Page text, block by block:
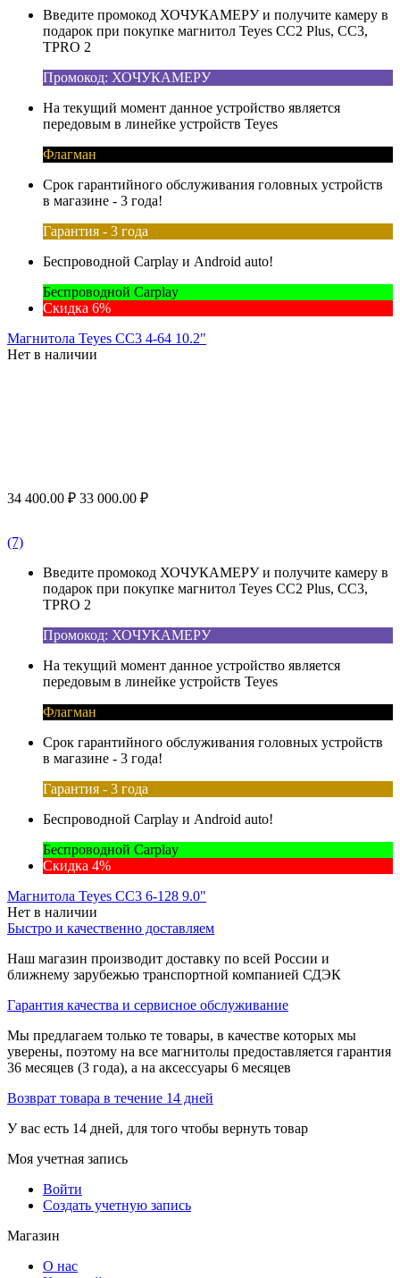
Введите промокод ХОЧУКАМЕРУ и получите камеру в
подарок при покупке магнитол Teyes CC2 Plus, CC3,
TPRO 2
Промокод: ХОЧУКАМЕРУ
На текущий момент данное устройство является
передовым в линейке устройств Teyes
Флагман
Срок гарантийного обслуживания головных устройств
в магазине - 3 года!
Гарантия - 3 года
Беспроводной Carplay и Android auto!
Беспроводной Carplay
Скидка 6%
Магнитола Teyes CC3 4-64 10.2"
Нет в наличии
34 400.00 ₽ 33 000.00 ₽
(7)
Введите промокод ХОЧУКАМЕРУ и получите камеру в
подарок при покупке магнитол Teyes CC2 Plus, CC3,
TPRO 2
Промокод: ХОЧУКАМЕРУ
На текущий момент данное устройство является
передовым в линейке устройств Teyes
Флагман
Срок гарантийного обслуживания головных устройств
в магазине - 3 года!
Гарантия - 3 года
Беспроводной Carplay и Android auto!
Беспроводной Carplay
Скидка 4%
Магнитола Teyes CC3 6-128 9.0"
Нет в наличии
Быстро и качественно доставляем
Наш магазин производит доставку по всей России и
ближнему зарубежью транспортной компанией СДЭК
Гарантия качества и сервисное обслуживание
Мы предлагаем только те товары, в качестве которых мы
уверены, поэтому на все магнитолы предоставляется гарантия
36 месяцев (3 года), а на аксессуары 6 месяцев
Возврат товара в течение 14 дней
У вас есть 14 дней, для того чтобы вернуть товар
Моя учетная запись
Войти
Создать учетную запись
Магазин
О нас